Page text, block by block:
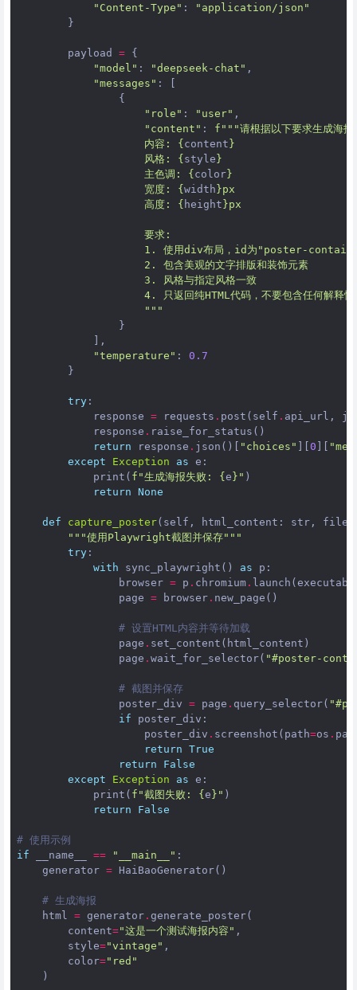
"Content-Type" :
"application/json"
}
payload = {
"model" : "deepseek-chat" ,
"messages" :
{
"role" : "user" ,
"content" : f """请根据以下要求生成海报
                    内容:
{ content }
                    风格:
{ style }
                    主色调:
{ color }
                    宽度:
{ width }px
                    高度:
{ height }px
                    要求:
1. 使用div布局，id为"poster-
                    2. 包含美观的文字排版和装饰元素
                    3. 风格与指定风格一致
4. 只返回纯HTML代码，不要包含任何解释性
                    """
}
],
"temperature" :
0.7
}
try :
response = requests . post ( self . api_url ,
response . raise_for_status ()
return
response . json ()[ "choices" 0
except
Exception as e :
print ( f "生成海报失败: { e } " )
return None
def capture_poster( self , html_content : str ,
"""使用Playwright截图并保存"""
try :
with
sync_playwright () as p :
browser = p . chromium . launch (
page = browser . new_page ()
# 设置HTML内容并等待加载
page . set_content ( html_content )
page . wait_for_selector( "#poster-
# 截图并保存
poster_div = page . query_selector(
if
poster_div :
poster_div . screenshot ( path=os .
return True
return
False
except
Exception as e :
print ( f "截图失败: { e } " )
return
False
# 使用示例
if
__name__ == "__main__" :
generator = HaiBaoGenerator()
# 生成海报
html = generator . generate_poster(
content="这是一个测试海报内容" ,
style="vintage" ,
color="red"
)